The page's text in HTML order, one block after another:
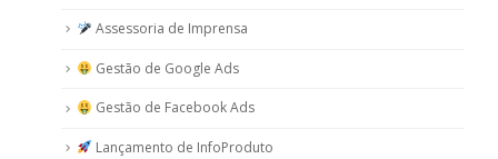
Assessoria de Imprensa
Gestão de Google Ads
Gestão de Facebook Ads
Lançamento de InfoProduto